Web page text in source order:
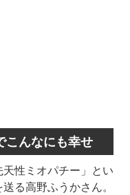
こんなにも幸せ
性ミオパチー」とい
る高野ふうかさん。